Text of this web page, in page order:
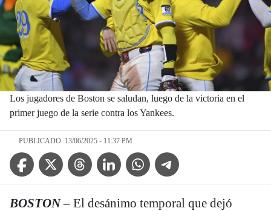
Los jugadores de Boston se saludan, luego de la victoria en el
primer juego de la serie contra los Yankees.
PUBLICADO: 13/06/2025 - 11:37 PM
Facebook IconTwitter IconThreads IconLinkedin IconWhatsApp IconTelegram Icon
BOSTON – El desánimo temporal que dejó